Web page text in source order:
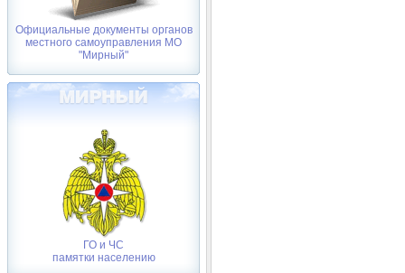
Официальные документы органов
местного самоуправления МО
"Мирный"
ГО и ЧС
памятки населению